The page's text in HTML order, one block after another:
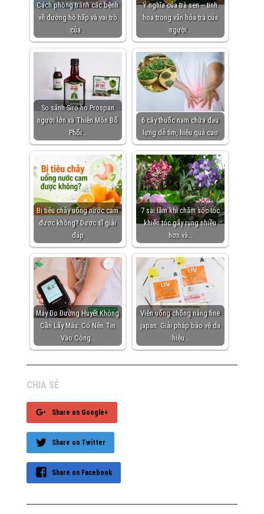
Cách phòng tránh các bệnh
về đường hô hấp và vai trò
của…
Ý nghĩa của trà sen – tinh
hoa trong văn hóa trà của
người…
So sánh Siro ho Prospan
người lớn và Thiên Môn Bổ
Phổi…
6 cây thuốc nam chữa đau
lưng dễ tìm, hiệu quả cao
Bị tiêu chảy uống nước cam
được không? Dược sĩ giải
đáp
7 sai lầm khi chăm sóc tóc
khiến tóc gãy rụng nhiều
hơn và…
Máy Đo Đường Huyết Không
Cần Lấy Máu: Có Nên Tin
Vào Công…
Viên uống chống nắng fine
japan: Giải pháp bảo vệ da
hiệu…
CHIA SẺ
Share on Google+
Share on Twitter
Share on Facebook